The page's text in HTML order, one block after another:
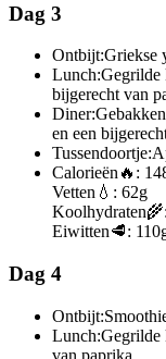
Dag 3
Ontbijt:Griekse
Lunch:Gegrilde
bijgerecht van
Diner:
en een
Tussendoortje:
Calorieën 🔥:
Vetten 💧: 62g
Koolhydraten🌾:
Eiwitten🥩:
Dag 4
Ontbijt:
Lunch:Gegrilde
van paprika